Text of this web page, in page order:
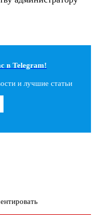
в Telegram!
и лучшие статьи